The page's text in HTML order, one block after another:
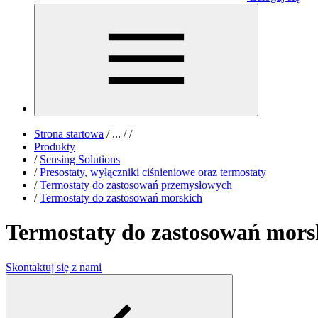
Strona startowa /... / /
Produkty
/ Sensing Solutions
/ Presostaty, wyłączniki ciśnieniowe oraz termostaty
/ Termostaty do zastosowań przemysłowych
/ Termostaty do zastosowań morskich
Termostaty do zastosowań
Skontaktuj się z nami